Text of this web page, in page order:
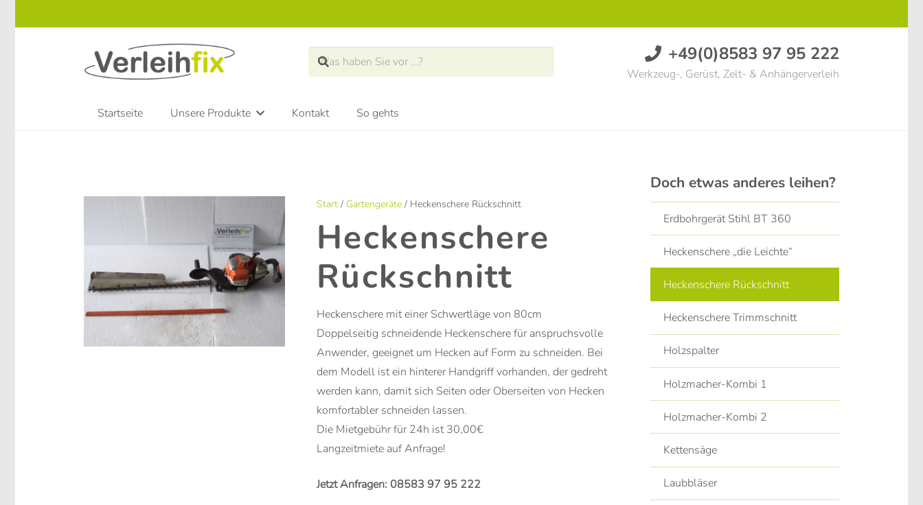
+49(0)8583 97 95 222
Werkzeug-, Gerüst, Zelt- & Anhängerverleih
Startseite Unsere Produkte Kontakt So gehts
Start/ Gartengeräte/ Heckenschere Rückschnitt
Heckenschere
Rückschnitt
Heckenschere mit einer Schwertläge von 80cm
Doppelseitig schneidende Heckenschere für anspruchsvolle
Anwender, geeignet um Hecken auf Form zu schneiden. Bei
dem Modell ist ein hinterer Handgriff vorhanden, der gedreht
werden kann, damit sich Seiten oder Oberseiten von Hecken
komfortabler schneiden lassen.
Die Mietgebühr für 24h ist 30,00€
Langzeitmiete auf Anfrage!
Jetzt Anfragen: 08583 97 95 222
Doch etwas anderes leihen?
Erdbohrgerät Stihl BT 360
Heckenschere „die Leichte“
Heckenschere Rückschnitt
Heckenschere Trimmschnitt
Holzspalter
Holzmacher-Kombi 1
Holzmacher-Kombi 2
Kettensäge
Laubbläser